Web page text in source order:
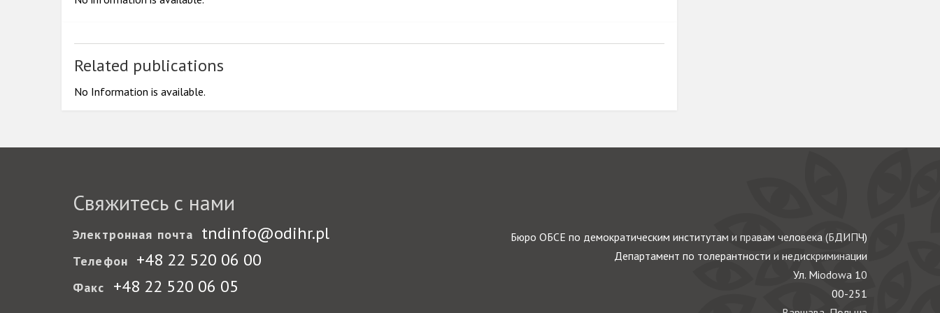
2013
Related publications
No Information is available.
Свяжитесь с нами
Электронная почта tndinfo@odihr.pl
Телефон +48 22 520 06 00
Факс +48 22 520 06 05
Бюро ОБСЕ по демократическим институтам и правам человека (БДИПЧ)
Департамент по толерантности и недискриминации
Ул. Miodowa 10
00-251